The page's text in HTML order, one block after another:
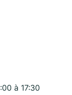
à 17:30